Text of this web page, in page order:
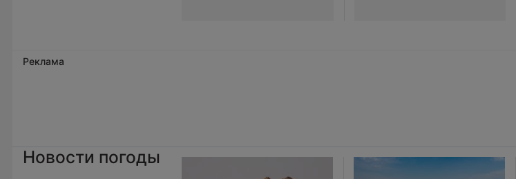
Реклама
Новости погоды